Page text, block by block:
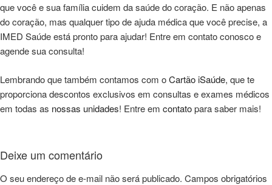
que você e sua família cuidem da saúde do coração. E não apenas
do coração, mas qualquer tipo de ajuda médica que você precise, a
IMED Saúde está pronto para ajudar! Entre em contato conosco e
agende sua consulta!
Lembrando que também contamos com oCartão iSaúde, que te
proporciona descontos exclusivos em consultas e exames médicos
em todas as nossas unidades! Entre em contatopara saber mais!
Deixe um comentário
O seu endereço de e-mail não será publicado. Campos obrigatórios